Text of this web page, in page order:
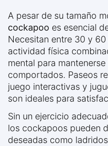
A pesar de su tamaño
cockapoo es esencial
Necesitan entre 30 y
actividad física
mental para
comportados. Paseos
juego interactivas y
son ideales para
Sin un ejercicio
los cockapoos pueden
deseadas como